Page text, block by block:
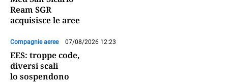
Ream SGR
acquisisce le aree
Compagnie aeree 07/08/2026 12:23
EES: troppe code,
diversi scali
lo sospendono